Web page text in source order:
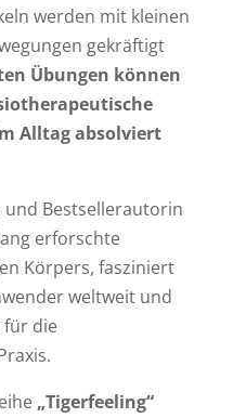
werden mit kleinen
gekräftigt
Übungen können
Alltag absolviert
und Bestsellerautorin
erforschte
Körpers, fasziniert
weltweit und
für die
„Tigerfeeling“